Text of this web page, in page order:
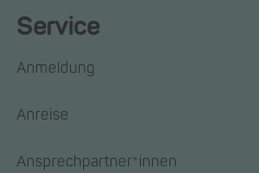
Service
Anmeldung
Anreise
Ansprechpartner*innen